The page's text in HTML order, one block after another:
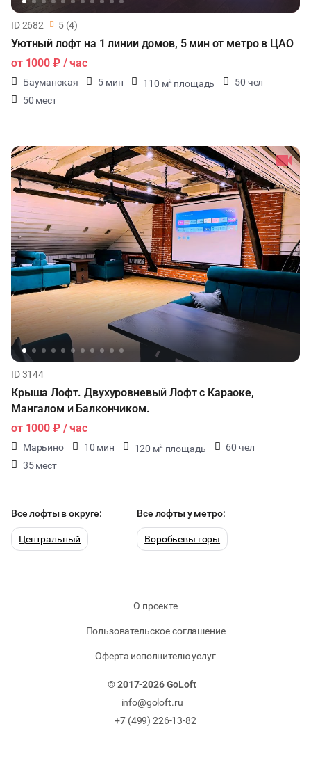
ID 2682 5 (4)
Уютный лофт на 1 линии домов, 5 мин от метро в ЦАО
от 1000 ₽/ час
Бауманская 5 мин 110 м2 площадь
50 чел
50 мест
ID 3144
Крыша Лофт. Двухуровневый Лофт с Караоке,
Мангалом и Балкончиком.
от 1000 ₽/ час
Марьино 10 мин 120 м2 площадь
60 чел
35 мест
Все лофты в округе:
Центральный
Все лофты у метро:
Воробьевы горы
О проекте
Пользовательское соглашение
Оферта исполнителю услуг
© 2017-2026 GoLoft
info@goloft.ru
+7 (499) 226-13-82